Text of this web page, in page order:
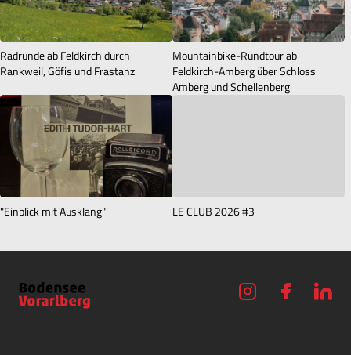
Radrunde ab Feldkirch durch
Rankweil, Göfis und Frastanz
Mountainbike-Rundtour ab
Feldkirch-Amberg über Schloss
Amberg und Schellenberg
"Einblick mit Ausklang" LE CLUB 2026 #3